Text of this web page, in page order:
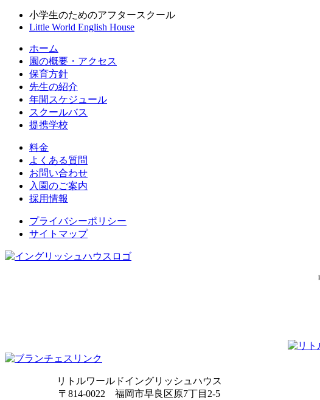
小学生のためのアフタースクール
Little World English House
ホーム
園の概要・アクセス
保育方針
先生の紹介
年間スケジュール
スクールバス
提携学校
料金
よくある質問
お問い合わせ
入園のご案内
採用情報
プライバシーポリシー
サイトマップ
リトルワールドイングリッシュハウス
〒814-0022 福岡市早良区原7丁目2-5